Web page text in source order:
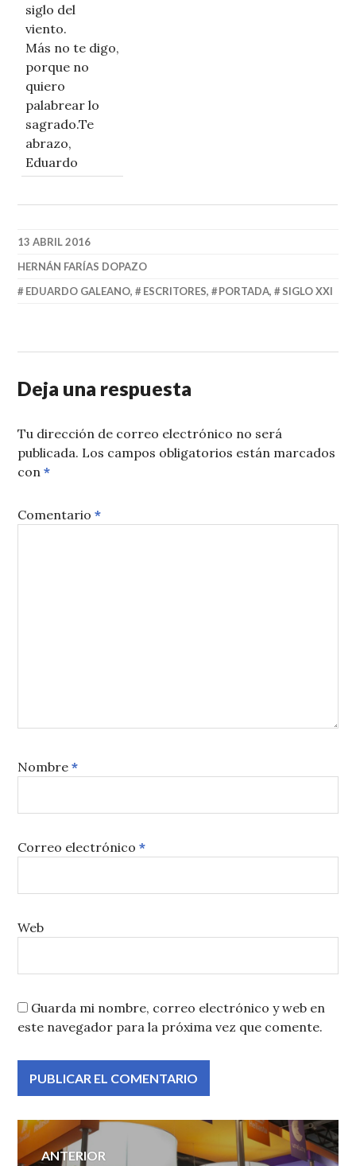
siglo del
viento.
Más no te digo,
porque no
quiero
palabrear lo
sagrado.Te
abrazo,
Eduardo
13 ABRIL 2016
HERNÁN FARÍAS DOPAZO
EDUARDO GALEANO, ESCRITORES, PORTADA, SIGLO XXI
Deja una respuesta
Tu dirección de correo electrónico no será
publicada. Los campos obligatorios están marcados
con*
Comentario*
Nombre*
Correo electrónico*
Web
Guarda mi nombre, correo electrónico y web en
este navegador para la próxima vez que comente.
Navegación
ANTERIOR